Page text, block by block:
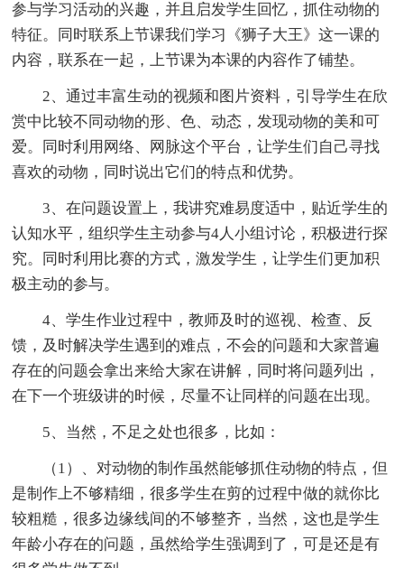
参与学习活动的兴趣，并且启发学生回忆，抓住动物的
特征。同时联系上节课我们学习《狮子大王》这一课的
内容，联系在一起，上节课为本课的内容作了铺垫。
2、通过丰富生动的视频和图片资料，引导学生在欣
赏中比较不同动物的形、色、动态，发现动物的美和可
爱。同时利用网络、网脉这个平台，让学生们自己寻找
喜欢的动物，同时说出它们的特点和优势。
3、在问题设置上，我讲究难易度适中，贴近学生的
认知水平，组织学生主动参与4人小组讨论，积极进行探
究。同时利用比赛的方式，激发学生，让学生们更加积
极主动的参与。
4、学生作业过程中，教师及时的巡视、检查、反
馈，及时解决学生遇到的难点，不会的问题和大家普遍
存在的问题会拿出来给大家在讲解，同时将问题列出，
在下一个班级讲的时候，尽量不让同样的问题在出现。
5、当然，不足之处也很多，比如：
（1）、对动物的制作虽然能够抓住动物的特点，但
是制作上不够精细，很多学生在剪的过程中做的就你比
较粗糙，很多边缘线间的不够整齐，当然，这也是学生
年龄小存在的问题，虽然给学生强调到了，可是还是有